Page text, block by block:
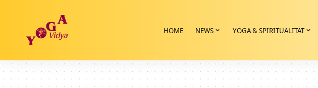
HOME NEWS YOGA & SPIRITUALITÄT